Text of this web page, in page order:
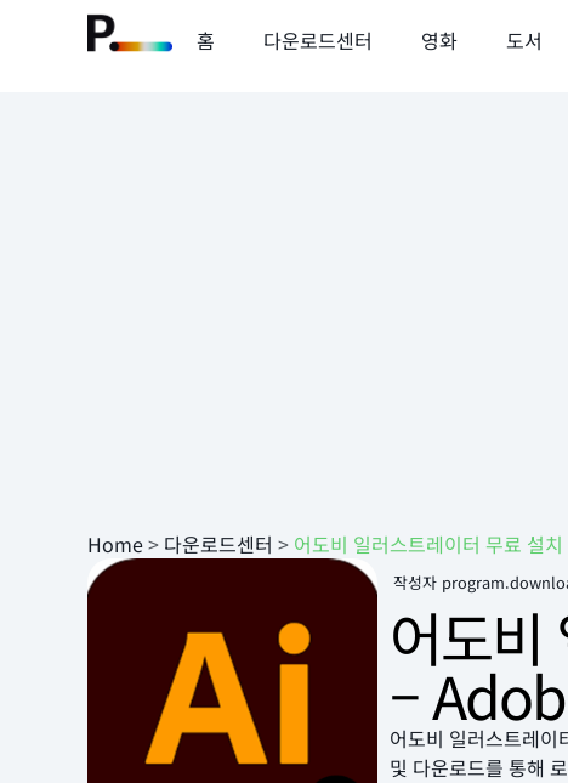
홈 다운로드센터 영화 도서
Home> 다운로드센터 > 어도비 일러스트레이터 무료 설
작성자
어도비
–
어도비 일러스트레
및 다운로드를 통해